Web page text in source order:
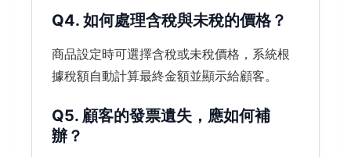
Q4. 如何處理含稅與未稅的價格？
商品設定時可選擇含稅或未稅價格，系統根
據稅額自動計算最終金額並顯示給顧客。
Q5. 顧客的發票遺失，應如何補
辦？